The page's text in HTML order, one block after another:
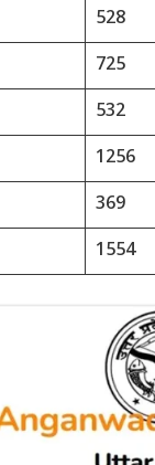
528
725
532
1256
369
1554